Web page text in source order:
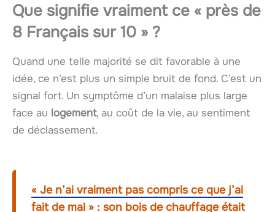
Que signifie vraiment ce « près de
8 Français sur 10 » ?
Quand une telle majorité se dit favorable à une
idée, ce n’est plus un simple bruit de fond. C’est un
signal fort. Un symptôme d’un malaise plus large
face au logement, au coût de la vie, au sentiment
de déclassement.
« Je n’ai vraiment pas compris ce que j’ai
fait de mal » : son bois de chauffage était